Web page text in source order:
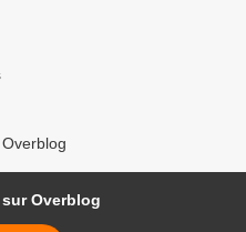
Overblog